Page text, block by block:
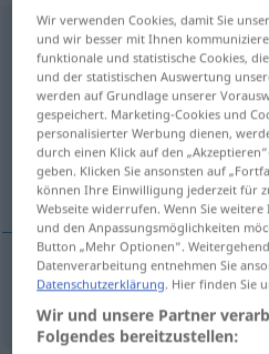
Magier [ˈmaːgiər(ɪn)]m <
Magierin;Magierinnen>
Übersicht aller
(Für mehr Details die Übersetzung
maga
mago, -am,f Magier
Wir verwenden Cookies, damit Sie
und wir besser mit Ihnen
funktionale und statistische Cookies,
und der statistischen Auswertung
werden auf Grundlage unserer
gespeichert. Marketing-Cookies und
personalisierter Werbung dienen,
durch einen Klick auf den
geben. Klicken Sie ansonsten auf
können Ihre Einwilligung jederzeit für
Webseite widerrufen. Wenn Sie
und den Anpassungsmöglichkeiten
Button „Mehr Optionen“.
Datenverarbeitung entnehmen Sie
Datenschutzerklärung. Hier finden Sie
Wir und unsere Partner
Folgendes bereitzustellen: